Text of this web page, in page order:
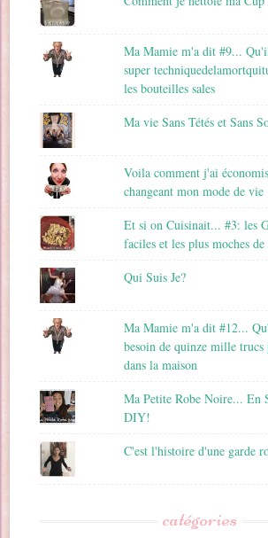
Ma Mamie m'a dit #9...
super
les bouteilles sales
Ma vie Sans Tétés et Sans
Voila comment j'ai
changeant mon mode de vie
Et si on Cuisinait... #3: les
faciles et les plus moches
Qui Suis Je?
Ma Mamie m'a dit #12...
besoin de quinze mille
dans la maison
Ma Petite Robe Noire... En
DIY!
C'est l'histoire d'une garde
catégories